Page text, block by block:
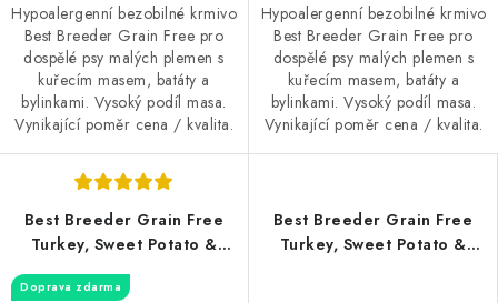
Hypoalergenní bezobilné krmivo
Best Breeder Grain Free pro
dospělé psy malých plemen s
kuřecím masem, batáty a
bylinkami. Vysoký podíl masa.
Vynikající poměr cena / kvalita.
Hypoalergenní bezobilné krmivo
Best Breeder Grain Free pro
dospělé psy malých plemen s
kuřecím masem, batáty a
bylinkami. Vysoký podíl masa.
Vynikající poměr cena / kvalita.
Best Breeder Grain Free
Turkey, Sweet Potato &
Cranberry 12kg
Doprava zdarma
Best Breeder Grain Free
Turkey, Sweet Potato &